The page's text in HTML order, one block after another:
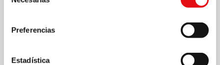
Preferencias
Estadística